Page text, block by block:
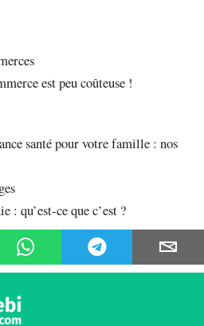
est peu coûteuse !
santé pour votre famille : nos
: qu’est-ce que c’est ?